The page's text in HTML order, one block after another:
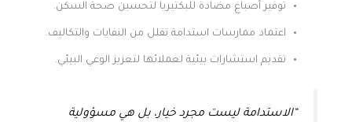
توفير أصباغ مضادة للبكتيريا لتحسين صحة السكن.
اعتماد ممارسات استدامة تقلل من النفايات والتكاليف.
تقديم استشارات بيئية لعملائها لتعزيز الوعي البيئي.
“الاستدامة ليست مجرد خيار، بل هي مسؤولية